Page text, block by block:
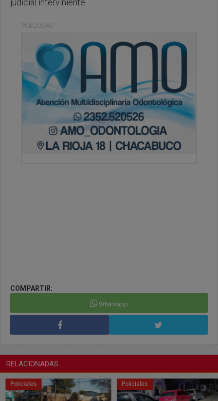
judicial interviniente.
PUBLICIDAD
COMPARTIR:
Whatsapp
RELACIONADAS
Policiales Policiales